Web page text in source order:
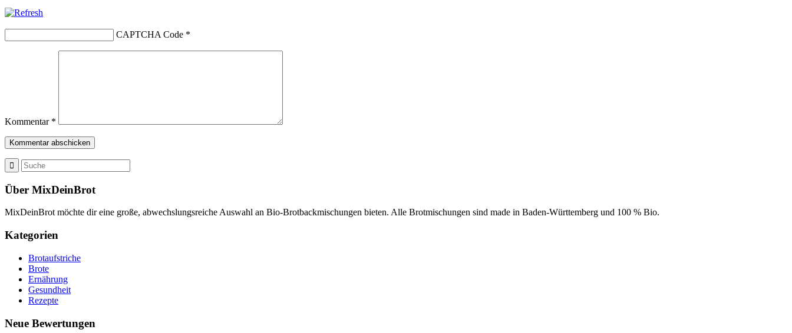
CAPTCHA Code *
Kommentar *
Über MixDeinBrot
MixDeinBrot möchte dir eine große, abwechslungsreiche Auswahl an Bio-Brotbackmischungen bieten. Alle Brotmischungen sind made in Baden-Württemberg und 100 % Bio.
Kategorien
Brotaufstriche
Brote
Ernährung
Gesundheit
Rezepte
Neue Bewertungen